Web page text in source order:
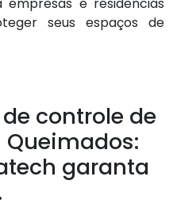
seus espaços de
controle de
garanta